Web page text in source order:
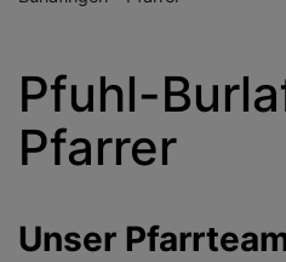
Pfuhl-
Pfarrer
Unser